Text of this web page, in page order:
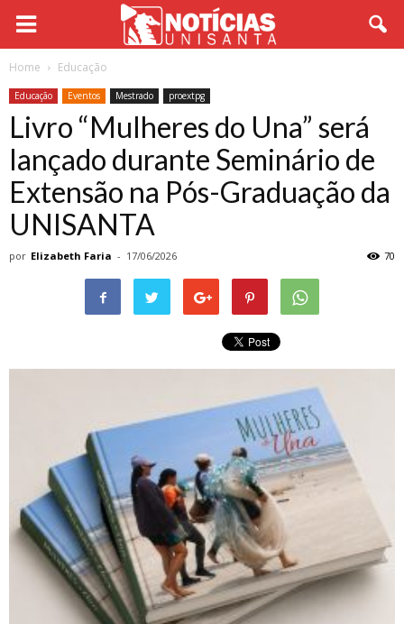
Home Educação
Educação Eventos Mestrado proextpg
Livro “Mulheres do Una” será
lançado durante Seminário de
Extensão na Pós-Graduação da
UNISANTA
por Elizabeth Faria - 17/06/2026 70